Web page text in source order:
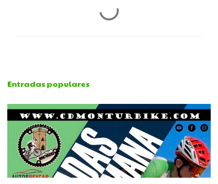
t
a
r
i
Entradas populares